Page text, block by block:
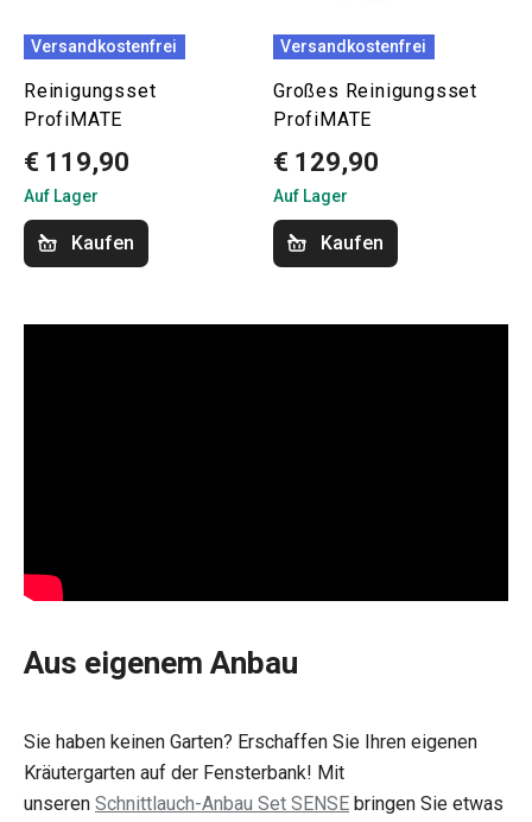
Versandkostenfrei
Reinigungsset
ProfiMATE
€ 119,90
Auf Lager
Kaufen
Versandkostenfrei
Großes Reinigungsset
ProfiMATE
€ 129,90
Auf Lager
Kaufen
Aus eigenem Anbau
Sie haben keinen Garten? Erschaffen Sie Ihren eigenen
Kräutergarten auf der Fensterbank! Mit
unseren Schnittlauch-Anbau Set SENSE bringen Sie etwas